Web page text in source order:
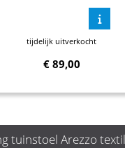
tijdelijk uitverkocht
€ 89,00
tuinstoel Arezzo